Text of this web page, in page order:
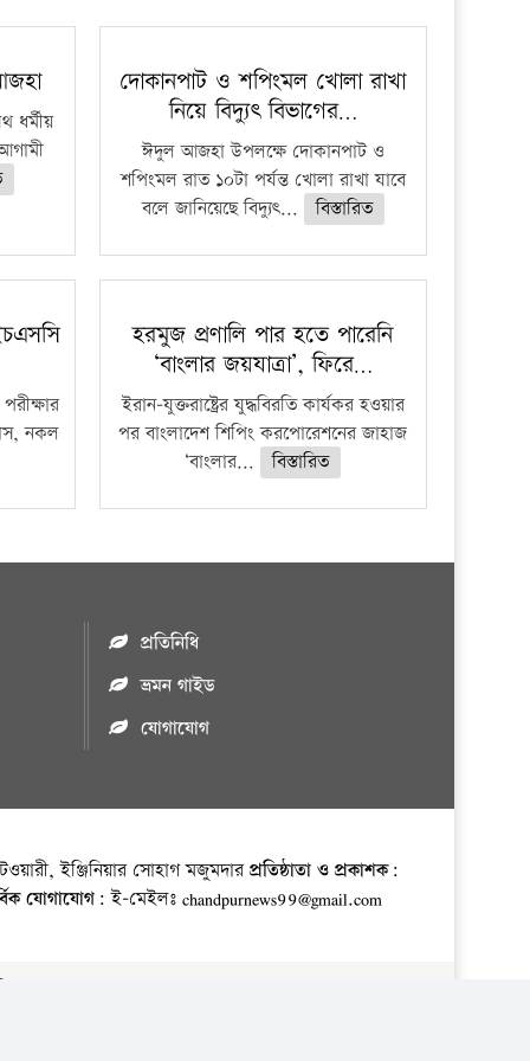
দোকানপাট ও শপিংমল খোলা রাখা
নিয়ে বিদ্যুৎ বিভাগের…
ঈদুল আজহা উপলক্ষে দোকানপাট ও
শপিংমল রাত ১০টা পর্যন্ত খোলা রাখা যাবে
বলে জানিয়েছে বিদ্যুৎ...
বিস্তারিত
নকল
হরমুজ প্রণালি পার হতে পারেনি
‘বাংলার জয়যাত্রা’, ফিরে…
ইরান-যুক্তরাষ্ট্রের যুদ্ধবিরতি কার্যকর হওয়ার
পর বাংলাদেশ শিপিং করপোরেশনের জাহাজ
‘বাংলার...
বিস্তারিত
প্রতিনিধি
ভ্রমন গাইড
যোগাযোগ
ইঞ্জিনিয়ার সোহাগ মজুমদারপ্রতিষ্ঠাতা ও প্রকাশক:
যোগাযোগ: ই-মেইলঃ chandpurnews99@gmail.com